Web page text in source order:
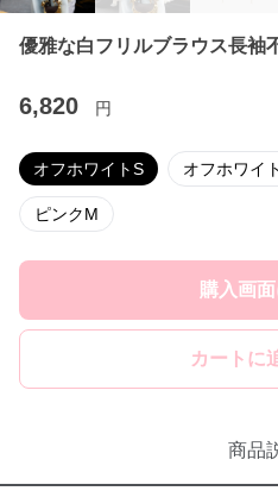
優雅な白フリルブラウス長袖
6,820 円
オフホワイトS オフホワイ
ピンクM
購入画
カートに
商品